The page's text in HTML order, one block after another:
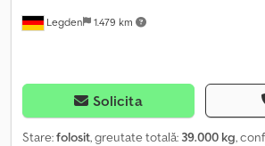
Legden 1.479 km
Solicita
Stare:folosit, greutate totală: 39.000 kg,